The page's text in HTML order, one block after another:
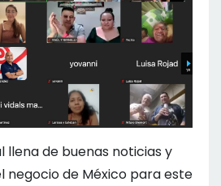
llena de buenas noticias y
negocio de México para este